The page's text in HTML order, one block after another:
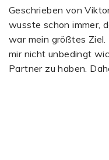
Geschrieben von
wusste schon immer,
war mein größtes Ziel.
mir nicht unbedingt
Partner zu haben.